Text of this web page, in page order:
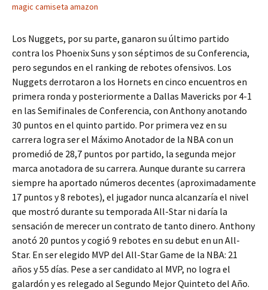
magic camiseta amazon
Los Nuggets, por su parte, ganaron su último partido
contra los Phoenix Suns y son séptimos de su Conferencia,
pero segundos en el ranking de rebotes ofensivos. Los
Nuggets derrotaron a los Hornets en cinco encuentros en
primera ronda y posteriormente a Dallas Mavericks por 4-1
en las Semifinales de Conferencia, con Anthony anotando
30 puntos en el quinto partido. Por primera vez en su
carrera logra ser el Máximo Anotador de la NBA con un
promedió de 28,7 puntos por partido, la segunda mejor
marca anotadora de su carrera. Aunque durante su carrera
siempre ha aportado números decentes (aproximadamente
17 puntos y 8 rebotes), el jugador nunca alcanzaría el nivel
que mostró durante su temporada All-Star ni daría la
sensación de merecer un contrato de tanto dinero. Anthony
anotó 20 puntos y cogió 9 rebotes en su debut en un All-
Star. En ser elegido MVP del All-Star Game de la NBA: 21
años y 55 días. Pese a ser candidato al MVP, no logra el
galardón y es relegado al Segundo Mejor Quinteto del Año.